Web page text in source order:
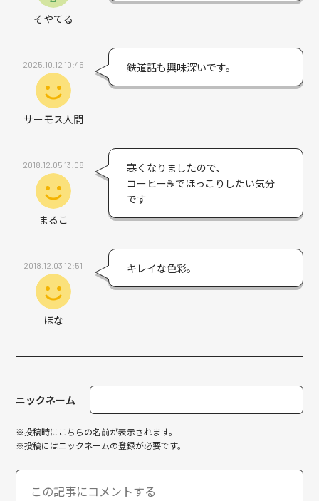
そやてる
2025.10.12 10:45
サーモス人間
鉄道話も興味深いです。
2018.12.05 13:08
まるこ
寒くなりましたので、
コーヒー☕️でほっこりしたい気分
です
2018.12.03 12:51
ほな
キレイな色彩。
ニックネーム
※投稿時にこちらの名前が表示されます。
※投稿にはニックネームの登録が必要です。